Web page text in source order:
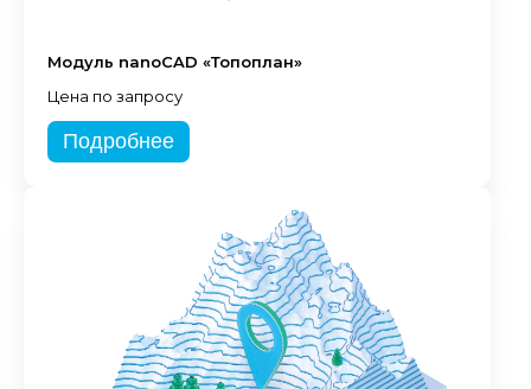
Модуль nanoCAD «Топоплан»
Цена по запросу
Подробнее